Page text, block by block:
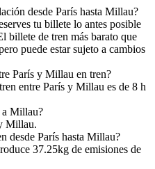
desde París hasta Millau?
tu billete lo antes posible
billete de tren más barato que
puede estar sujeto a cambios
París y Millau en tren?
entre París y Millau es de 8 h
a Millau?
Millau.
desde París hasta Millau?
37.25kg de emisiones de